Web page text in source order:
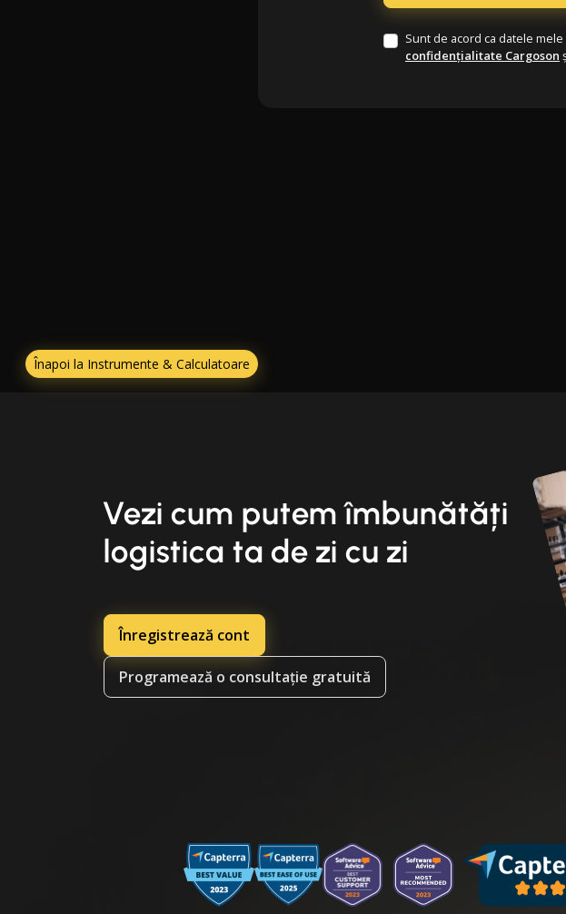
Sunt de acord ca datele
confidențialitate Cargoson
Înapoi la Instrumente & Calculatoare
Vezi cum putem îmbunătăți
logistica ta de zi cu zi
Înregistrează cont
Programează o consultație gratuită